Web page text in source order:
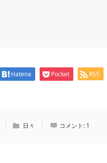
Hatena Pocket RSS
日々 コメント: 1